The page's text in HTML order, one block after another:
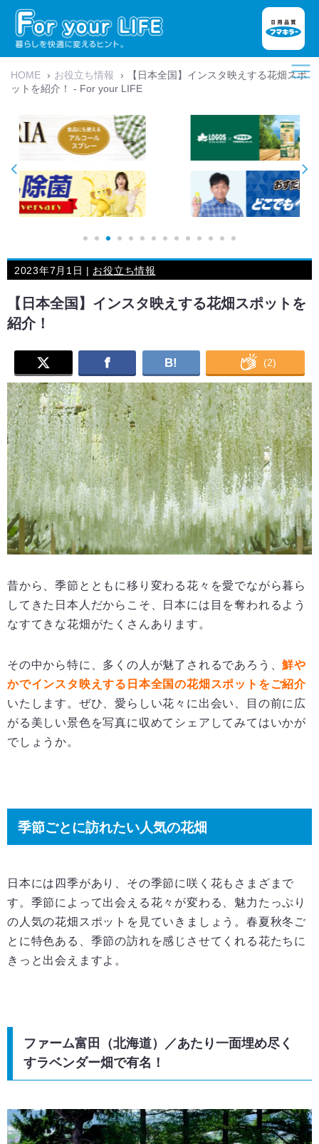
HOME › お役立ち情報 ›
【日本全国】インスタ映えする花畑スポ
ットを紹介！ - For your LIFE
2023年7月1日 | お役立ち情報
【日本全国】インスタ映えする花畑スポットを
紹介！
B! (2)
昔から、季節とともに移り変わる花々を愛でながら暮ら
してきた日本人だからこそ、日本には目を奪われるよう
なすてきな花畑がたくさんあります。
その中から特に、多くの人が魅了されるであろう、鮮や
かでインスタ映えする日本全国の花畑スポットをご紹介
いたします。ぜひ、愛らしい花々に出会い、目の前に広
がる美しい景色を写真に収めてシェアしてみてはいかが
でしょうか。
季節ごとに訪れたい人気の花畑
日本には四季があり、その季節に咲く花もさまざまで
す。季節によって出会える花々が変わる、魅力たっぷり
の人気の花畑スポットを見ていきましょう。春夏秋冬ご
とに特色ある、季節の訪れを感じさせてくれる花たちに
きっと出会えますよ。
ファーム富田（北海道）／あたり一面埋め尽く
すラベンダー畑で有名！